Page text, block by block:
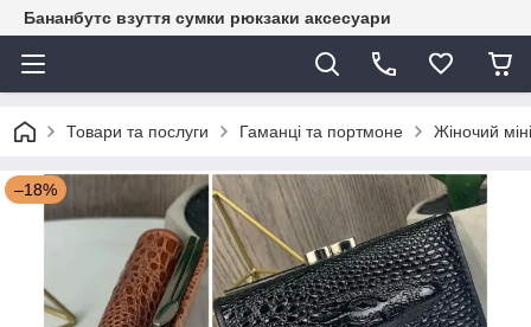
Бананбутс взуття сумки рюкзаки аксесуари
Товари та послуги Гаманці та портмоне Жіночий
–18%